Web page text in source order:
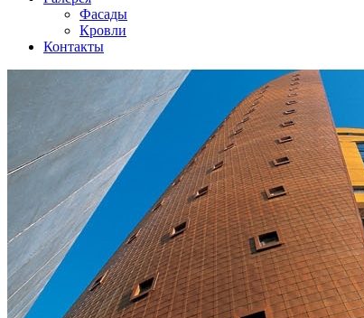
Фасады
Кровли
Контакты